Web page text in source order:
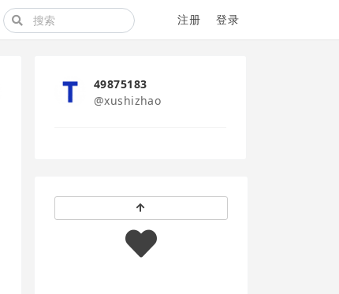
注册 登录
49875183
@xushizhao